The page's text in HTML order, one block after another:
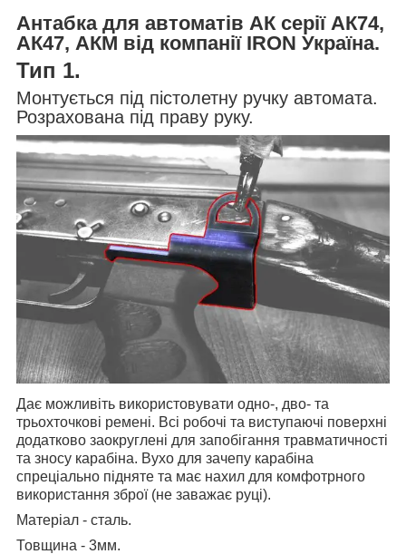
Антабка для автоматів АК серії АК74,
АК47, АКМ від компанії IRON Україна.
Тип 1.
Монтується під пістолетну ручку автомата.
Розрахована під праву руку.
Дає можливіть використовувати одно-, дво- та
трьохточкові ремені. Всі робочі та виступаючі поверхні
додатково заокруглені для запобігання травматичності
та зносу карабіна. Вухо для зачепу карабіна
спреціально підняте та має нахил для комфотрного
використання зброї (не заважає руці).
Матеріал - сталь.
Товщина - 3мм.